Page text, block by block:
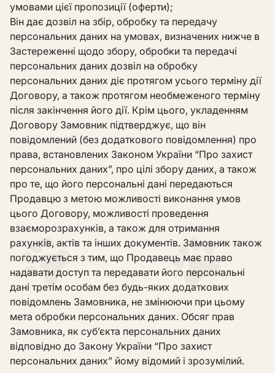
умовами цієї пропозиції (оферти);
Він дає дозвіл на збір, обробку та передачу
персональних даних на умовах, визначених нижче в
Застереженні щодо збору, обробки та передачі
персональних даних дозвіл на обробку
персональних даних діє протягом усього терміну дії
Договору, а також протягом необмеженого терміну
після закінчення його дії. Крім цього, укладенням
Договору Замовник підтверджує, що він
повідомлений (без додаткового повідомлення) про
права, встановлених Законом України “Про захист
персональних даних”, про цілі збору даних, а також
про те, що його персональні дані передаються
Продавцю з метою можливості виконання умов
цього Договору, можливості проведення
взаєморозрахунків, а також для отримання
рахунків, актів та інших документів. Замовник також
погоджується з тим, що Продавець має право
надавати доступ та передавати його персональні
дані третім особам без будь-яких додаткових
повідомлень Замовника, не змінюючи при цьому
мета обробки персональних даних. Обсяг прав
Замовника, як суб’єкта персональних даних
відповідно до Закону України “Про захист
персональних даних” йому відомий і зрозумілий.